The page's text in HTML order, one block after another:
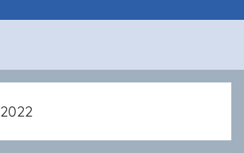
2022